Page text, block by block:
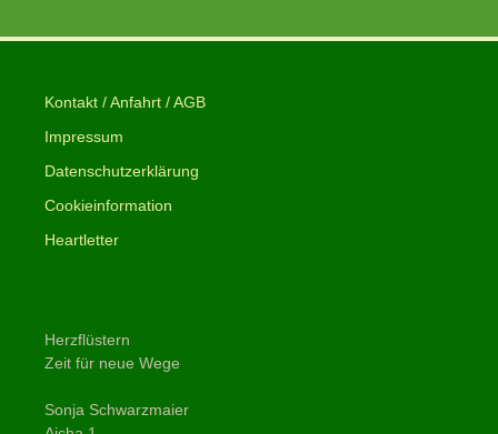
Kontakt / Anfahrt / AGB
Impressum
Datenschutzerklärung
Cookieinformation
Heartletter
Herzflüstern
Zeit für neue Wege
Sonja Schwarzmaier